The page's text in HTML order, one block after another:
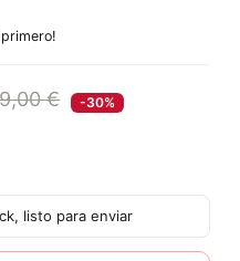
€
-30%
listo para enviar